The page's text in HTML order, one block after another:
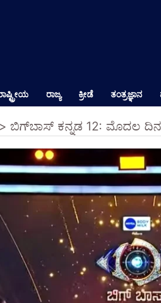
ರಾಜ್ಯ ಕ್ರೀಡೆ ತಂತ್ರಜ್ಞಾನ
> ಬಿಗ್‌ಬಾಸ್ ಕನ್ನಡ 12: ಮೊದಲ